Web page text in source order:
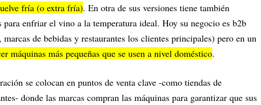
fría (o extra fría). En otra de sus versiones tiene también
para enfriar el vino a la temperatura ideal. Hoy su negocio es b2b
marcas de bebidas y restaurantes los clientes principales) pero en un
máquinas más pequeñas que se usen a nivel doméstico.
se colocan en puntos de venta clave -como tiendas de
donde las marcas compran las máquinas para garantizar que sus